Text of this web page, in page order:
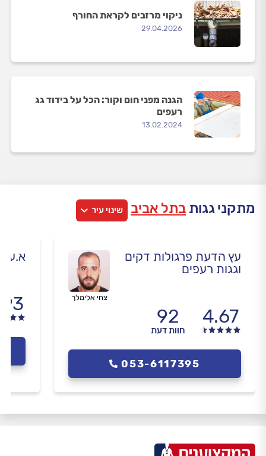
ניקוי מרזבים לקראת החורף
29.04.2026
הגנה מפני חום וקור: הכל על בידוד גג
רעפים
13.02.2024
מתקני גגות בתל אביב שינוי עיר
עץ הדעת פרגולות דקים
וגגות רעפים
4.67
92
חוות דעת
צחי אלימלך
053-6117395
א.ע